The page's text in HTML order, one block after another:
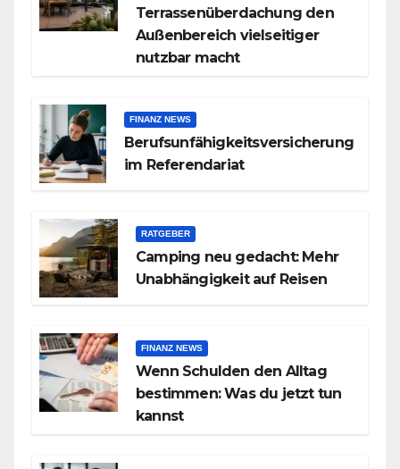
Terrassenüberdachung den
Außenbereich vielseitiger
nutzbar macht
FINANZ NEWS
Berufsunfähigkeitsversicherung
im Referendariat
RATGEBER
Camping neu gedacht: Mehr
Unabhängigkeit auf Reisen
FINANZ NEWS
Wenn Schulden den Alltag
bestimmen: Was du jetzt tun
kannst